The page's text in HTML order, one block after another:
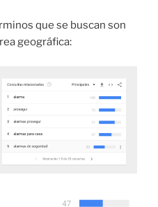
que se buscan son
geográfica: